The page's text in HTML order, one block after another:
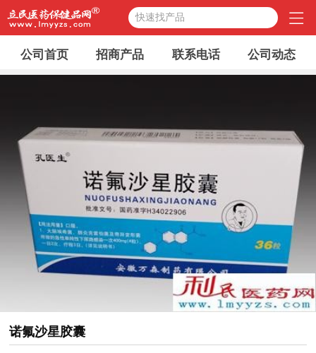
快速找产品
公司首页 招商产品 联系电话 公司动态
诺氟沙星胶囊